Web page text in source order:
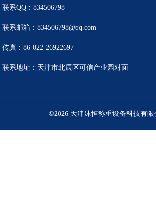
联系QQ：834506798
联系邮箱：834506798@qq.com
传真：86-022-26922697
联系地址：天津市北辰区可信产业园对面
©2026 天津沐恒称重设备科技有